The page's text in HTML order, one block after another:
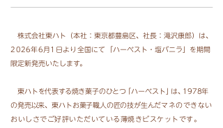
株式会社東ハト（本社：東京都豊島区、社長：滝沢康郎）は、
2026年6月1日より全国にて 「ハーベスト・ 塩バニラ」を期間
限定新発売いたします。
東ハトを代表する焼き菓子のひとつ「ハーベスト は、 1978年
の発売以来、東ハトお菓子職人の匠の技が生んだマネのできない
おいしさでご好評いただいている薄焼きビスケットです。